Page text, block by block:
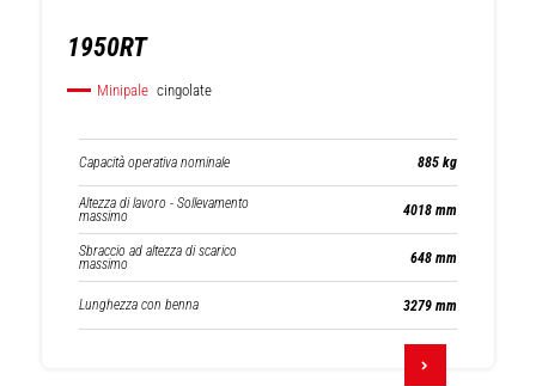
1950RT
Minipale cingolate
Capacità operativa nominale 885 kg
Altezza di lavoro - Sollevamento
massimo 4018 mm
Sbraccio ad altezza di scarico
massimo 648 mm
Lunghezza con benna 3279 mm